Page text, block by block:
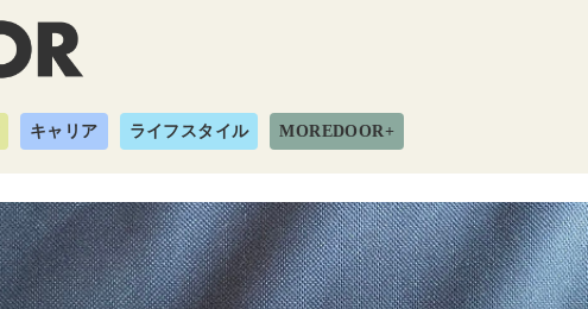
キャリア ライフスタイル MOREDOOR+